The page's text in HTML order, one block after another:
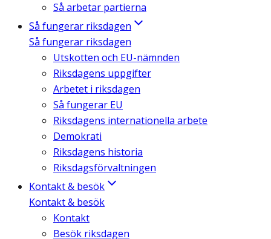
Så arbetar partierna
Så fungerar riksdagen
Så fungerar riksdagen
Utskotten och EU-nämnden
Riksdagens uppgifter
Arbetet i riksdagen
Så fungerar EU
Riksdagens internationella arbete
Demokrati
Riksdagens historia
Riksdagsförvaltningen
Kontakt & besök
Kontakt & besök
Kontakt
Besök riksdagen